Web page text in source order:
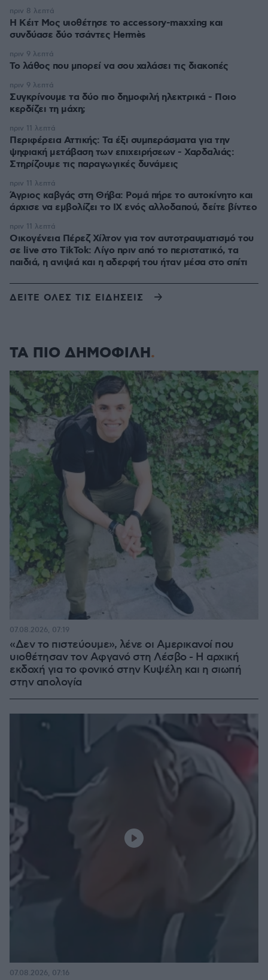
Η Κέιτ Μος υιοθέτησε τo accessory-maxxing και
συνδύασε δύο τσάντες Hermès
πριν 8 λεπτά
Το λάθος που μπορεί να σου χαλάσει τις διακοπές
πριν 9 λεπτά
Συγκρίνουμε τα δύο πιο δημοφιλή ηλεκτρικά - Ποιο
κερδίζει τη μάχη;
πριν 9 λεπτά
Περιφέρεια Αττικής: Τα έξι συμπεράσματα για την
ψηφιακή μετάβαση των επιχειρήσεων - Χαρδαλιάς:
Στηρίζουμε τις παραγωγικές δυνάμεις
πριν 11 λεπτά
Άγριος καβγάς στη Θήβα: Ρομά πήρε το αυτοκίνητο και
άρχισε να εμβολίζει το ΙΧ ενός αλλοδαπού, δείτε βίντεο
πριν 11 λεπτά
Οικογένεια Πέρεζ Χίλτον για τον αυτοτραυματισμό του
σε live στο TikTok: Λίγο πριν από το περιστατικό, τα
παιδιά, η ανιψιά και η αδερφή του ήταν μέσα στο σπίτι
πριν 11 λεπτά
ΔΕΙΤΕ ΟΛΕΣ ΤΙΣ ΕΙΔΗΣΕΙΣ
ΤΑ ΠΙΟ ΔΗΜΟΦΙΛΗ
«Δεν το πιστεύουμε», λένε οι Αμερικανοί που
υιοθέτησαν τον Αφγανό στη Λέσβο - Η αρχική
εκδοχή για το φονικό στην Κυψέλη και η σιωπή
στην απολογία
07.08.2026, 07:19
07.08.2026, 07:16